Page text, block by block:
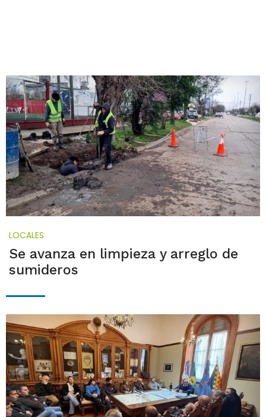
LOCALES
Se avanza en limpieza y arreglo de
sumideros